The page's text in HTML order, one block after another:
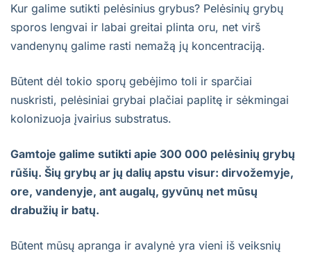
Kur galime sutikti pelėsinius grybus? Pelėsinių grybų
sporos lengvai ir labai greitai plinta oru, net virš
vandenynų galime rasti nemažą jų koncentraciją.
Būtent dėl tokio sporų gebėjimo toli ir sparčiai
nuskristi, pelėsiniai grybai plačiai paplitę ir sėkmingai
kolonizuoja įvairius substratus.
Gamtoje galime sutikti apie 300 000 pelėsinių grybų
rūšių. Šių grybų ar jų dalių apstu visur: dirvožemyje,
ore, vandenyje, ant augalų, gyvūnų net mūsų
drabužių ir batų.
Būtent mūsų apranga ir avalynė yra vieni iš veiksnių